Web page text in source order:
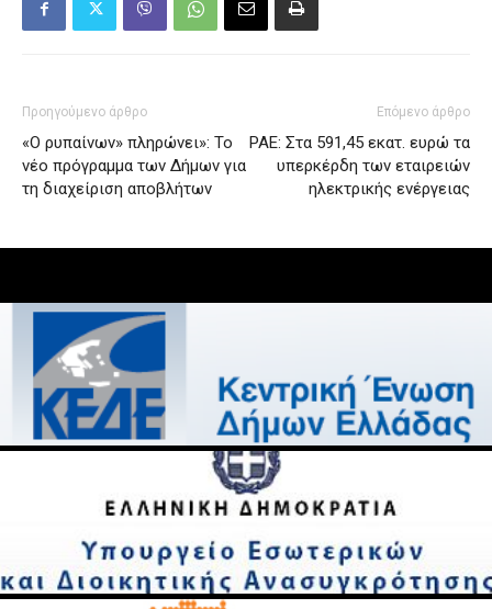
Προηγούμενο άρθρο
«Ο ρυπαίνων» πληρώνει»: Το
νέο πρόγραμμα των Δήμων για
τη διαχείριση αποβλήτων
Επόμενο άρθρο
ΡΑΕ: Στα 591,45 εκατ. ευρώ τα
υπερκέρδη των εταιρειών
ηλεκτρικής ενέργειας